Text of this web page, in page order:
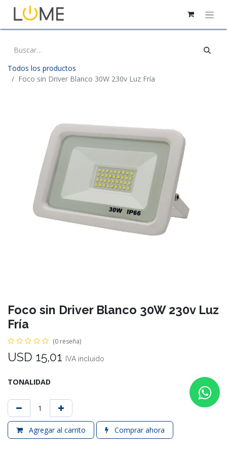
Todos los productos
Foco sin Driver Blanco 30W 230v Luz Fría
Foco sin Driver Blanco 30W 230v Luz
Fría
(0 reseña)
USD 15,01 IVA incluido
TONALIDAD
Agregar al carrito Comprar ahora